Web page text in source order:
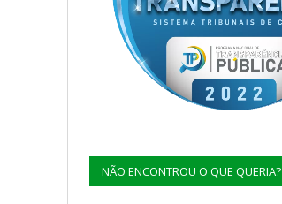
NÃO ENCONTROU O QUE QUERIA?